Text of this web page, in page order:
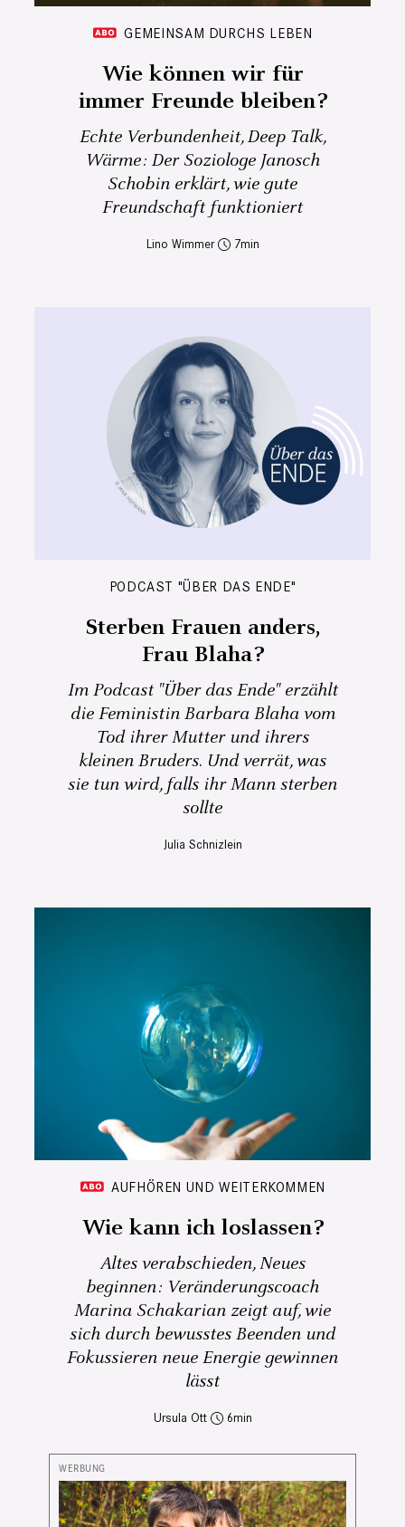
GEMEINSAM DURCHS LEBEN
Wie können wir für
immer Freunde bleiben?
Echte Verbundenheit, Deep Talk,
Wärme: Der Soziologe Janosch
Schobin erklärt, wie gute
Freundschaft funktioniert
Lino Wimmer 7
PODCAST "ÜBER DAS ENDE"
Sterben Frauen anders,
Frau Blaha?
Im Podcast "Über das Ende" erzählt
die Feministin Barbara Blaha vom
Tod ihrer Mutter und ihrers
kleinen Bruders. Und verrät, was
sie tun wird, falls ihr Mann sterben
sollte
Julia Schnizlein
AUFHÖREN UND WEITERKOMMEN
Wie kann ich loslassen?
Altes verabschieden, Neues
beginnen: Veränderungscoach
Marina Schakarian zeigt auf, wie
sich durch bewusstes Beenden und
Fokussieren neue Energie gewinnen
lässt
Ursula Ott 6